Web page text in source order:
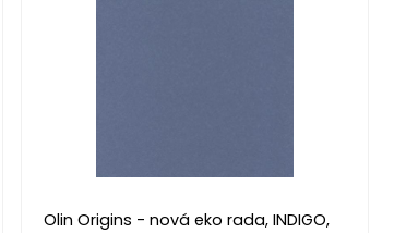
Olin Origins - nová eko rada, INDIGO,